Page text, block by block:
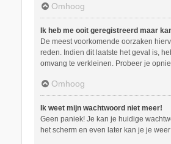
Omhoog
Ik heb me ooit geregistreerd maar
De meest voorkomende oorzaken
reden. Indien dit laatste het geval is,
omvang te verkleinen. Probeer je
Omhoog
Ik weet mijn wachtwoord niet meer!
Geen paniek! Je kan je huidige
het scherm en even later kan je je